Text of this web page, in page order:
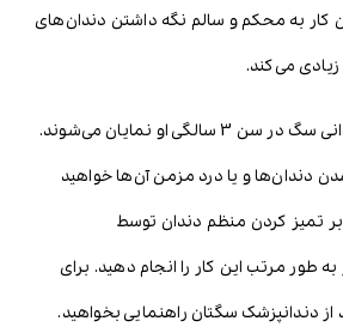
کار به محکم و سالم نگه داشتن دندان‌های
می‌کند.
معمولا بیماری‌های دندانی سگ در سن 3 سالگی او نمایان می‌شوند.
دندان‌ها و یا درد مزمن آن‌ها خواهید
بر تمیز کردن منظم دندان توسط
طور مرتب این کار را انجام دهید. برای
از دندانپزشک سگتان راهنمایی بخواهید.